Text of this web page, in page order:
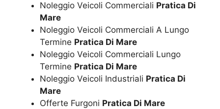
Noleggio Veicoli Commerciali Pratica Di
Mare
Noleggio Veicoli Commerciali A Lungo
Termine Pratica Di Mare
Noleggio Veicoli Commerciali Lungo
Termine Pratica Di Mare
Noleggio Veicoli Industriali Pratica Di
Mare
Offerte Furgoni Pratica Di Mare